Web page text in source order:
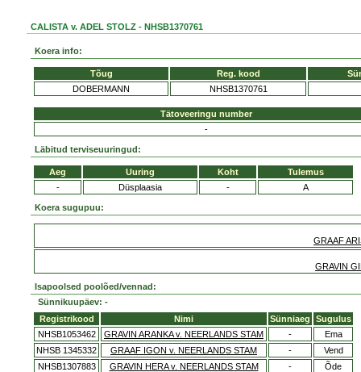
CALISTA v. ADEL STOLZ - NHSB1370761
Koera info:
Tõug Reg. kood
DOBERMANN
NHSB1370761
Tätoveeringu number
-
Läbitud terviseuuringud:
Aeg Uuring Koht
Tulemus
-
Düsplaasia - A
Koera sugupuu:
GRAAF
GRAVIN
Isapoolsed poolõed/vennad:
Sünnikuupäev: -
Registrikood
Nimi Sünniaeg
Sugulus
NHSB1053462
GRAVIN ARANKA v. NEERLANDS STAM -
Ema
NHSB 1345332
GRAAF IGON v. NEERLANDS STAM -
Vend
NHSB1307883
GRAVIN HERA v. NEERLANDS STAM - Õde